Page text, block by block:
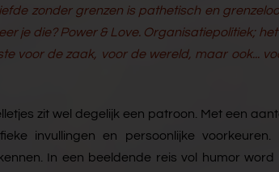
zonder grenzen is pathetisch en
je die? Power & Love. Organisatiepolitiek; het
voor de zaak, voor de wereld, maar ook...
zit wel degelijk een patroon. Met een
invullingen en persoonlijke voorkeuren.
In een beeldende reis vol humor word